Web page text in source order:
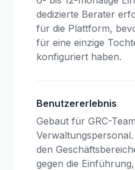
dedizierte Berater
für die Plattform,
für eine einzige
konfiguriert haben.
Benutzererlebnis
Gebaut für GRC-
den
gegen die